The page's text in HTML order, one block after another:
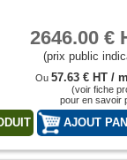
2646.00 €
(prix public
Ou57.63 € HT /
(voir fiche
pour en savoir